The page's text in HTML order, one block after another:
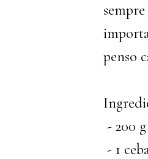
penso
- 200
- 1